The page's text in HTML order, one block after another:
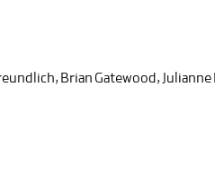
,Brian Gatewood,